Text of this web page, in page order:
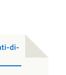
di-